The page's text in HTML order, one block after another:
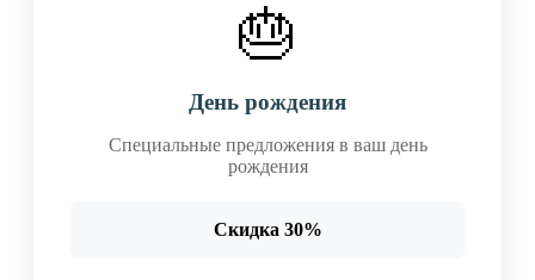
🎂
День рождения
Специальные предложения в ваш день
рождения
Скидка 30%